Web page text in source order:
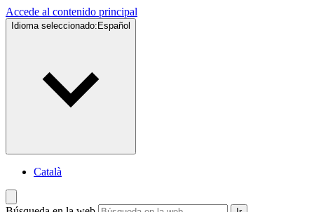
Accede al contenido principal
Idioma seleccionado: Español
Català